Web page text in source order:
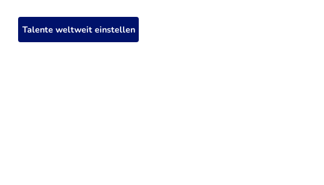
Talente weltweit einstellen